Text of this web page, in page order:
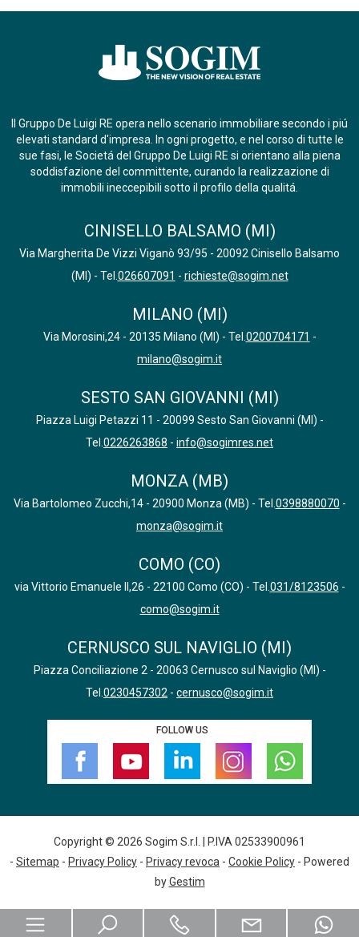
Il Gruppo De Luigi RE opera nello scenario immobiliare secondo i piú
elevati standard d'impresa. In ogni progetto, e nel corso di tutte le
sue fasi, le Societá del Gruppo De Luigi RE si orientano alla piena
soddisfazione del committente, curando la realizzazione di
immobili ineccepibili sotto il profilo della qualitá.
CINISELLO BALSAMO (MI)
Via Margherita De Vizzi Viganò 93/95 - 20092 Cinisello Balsamo
(MI) - Tel. 026607091 - richieste@sogim.net
MILANO (MI)
Via Morosini,24 - 20135 Milano (MI) - Tel. 0200704171 -
milano@sogim.it
SESTO SAN GIOVANNI (MI)
Piazza Luigi Petazzi 11 - 20099 Sesto San Giovanni (MI) -
Tel. 0226263868 - info@sogimres.net
MONZA (MB)
Via Bartolomeo Zucchi,14 - 20900 Monza (MB) - Tel. 0398880070 -
monza@sogim.it
COMO (CO)
via Vittorio Emanuele II,26 - 22100 Como (CO) - Tel. 031/8123506 -
como@sogim.it
CERNUSCO SUL NAVIGLIO (MI)
Piazza Conciliazione 2 - 20063 Cernusco sul Naviglio (MI) -
Tel. 0230457302 - cernusco@sogim.it
FOLLOW US
Copyright © 2026 Sogim S.r.l. | P.IVA 02533900961
- Sitemap - Privacy Policy - Privacy revoca - Cookie Policy - Powered
byGestim